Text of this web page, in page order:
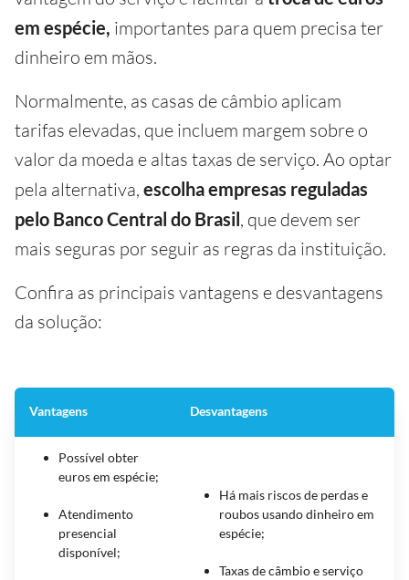
em espécie, importantes para quem precisa ter
dinheiro em mãos.
Normalmente, as casas de câmbio aplicam
tarifas elevadas, que incluem margem sobre o
valor da moeda e altas taxas de serviço. Ao optar
pela alternativa, escolha empresas reguladas
pelo Banco Central do Brasil, que devem ser
mais seguras por seguir as regras da instituição.
Confira as principais vantagens e desvantagens
da solução:
Vantagens Desvantagens
Possível obter
euros em espécie;
Atendimento
presencial
disponível;
Há mais riscos de perdas e
roubos usando dinheiro em
espécie;
Taxas de câmbio e serviço